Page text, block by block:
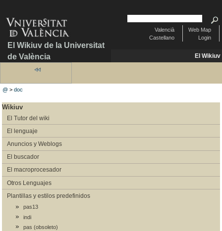
El Wikiuv de la Universitat
de València
Web Map
Login
Valencià
Castellano
El Wikiuv
@ >doc
Wikiuv
El Tutor del wiki
El lenguaje
Anuncios y Weblogs
El buscador
El macroprocesador
Otros Lenguajes
Plantillas y estilos predefinidos
pas13
indi
pas (obsoleto)